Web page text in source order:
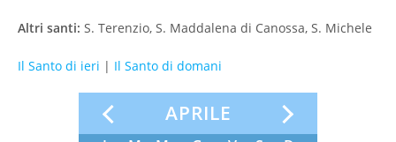
Altri santi: S. Terenzio, S. Maddalena di Canossa, S. Michele
Il Santo di ieri | Il Santo di domani
APRILE